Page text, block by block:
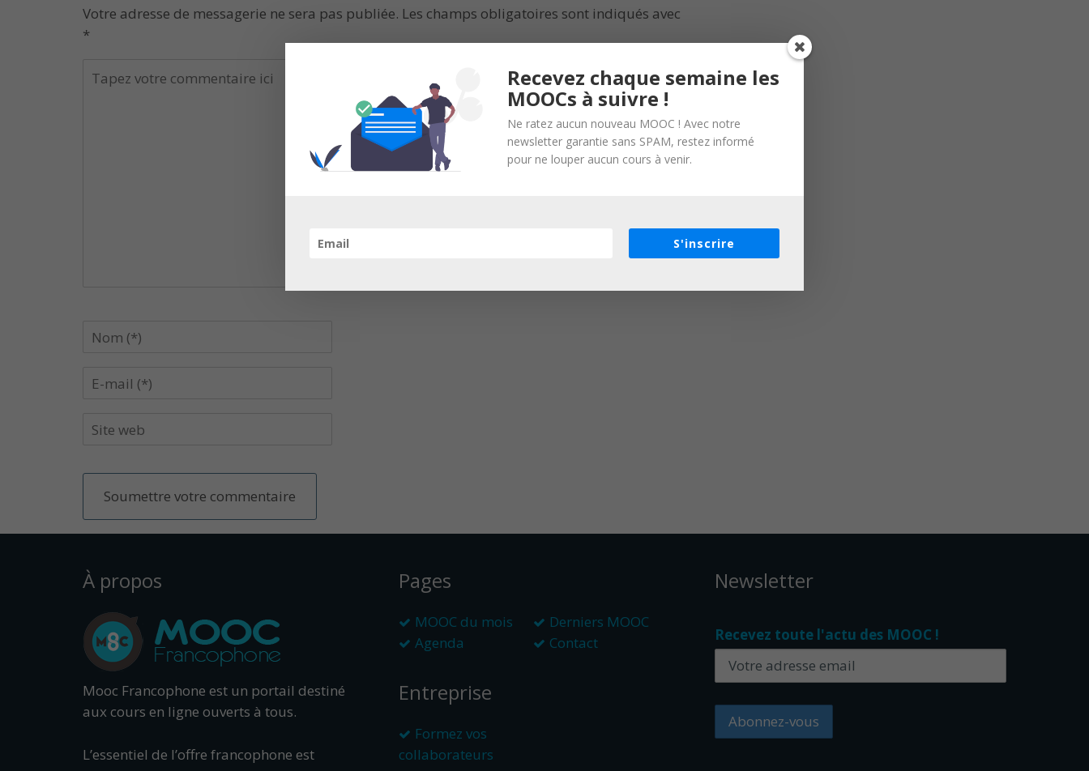
Votre adresse de messagerie ne sera pas publiée. Les champs obligatoires sont indiqués avec
*
À propos
Mooc Francophone est un portail destiné
aux cours en ligne ouverts à tous.
L’essentiel de l’offre francophone est
Pages
MOOC du mois
Derniers MOOC
Agenda
Contact
Entreprise
Formez vos
collaborateurs
Newsletter
Recevez toute l'actu des MOOC !
Recevez chaque semaine les
MOOCs à suivre !
Ne ratez aucun nouveau MOOC ! Avec notre
newsletter garantie sans SPAM, restez informé
pour ne louper aucun cours à venir.
S'inscrire